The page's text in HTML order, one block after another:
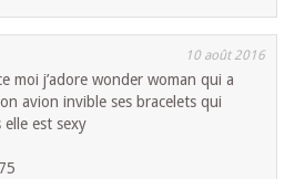
10 août 2016
moi j’adore wonder woman qui a
avion invible ses bracelets qui
est sexy